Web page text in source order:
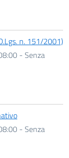
n. 151/2001)
- Senza
- Senza